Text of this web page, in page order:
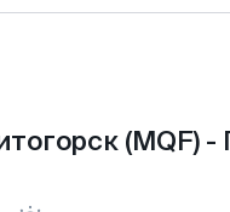
(MQF) -